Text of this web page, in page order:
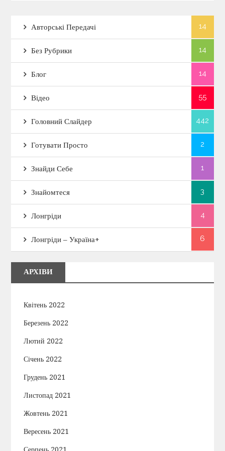
Авторські Передачі 14
Без Рубрики 14
Блог 14
Відео 55
Головний Слайдер 442
Готувати Просто 2
Знайди Себе 1
Знайомтеся 3
Лонгріди 4
Лонгріди – Україна+ 6
АРХІВИ
Квітень 2022
Березень 2022
Лютий 2022
Січень 2022
Грудень 2021
Листопад 2021
Жовтень 2021
Вересень 2021